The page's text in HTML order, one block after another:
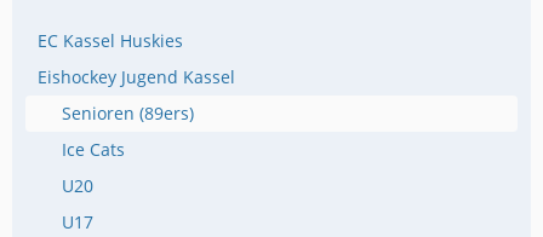
EC Kassel Huskies
Eishockey Jugend Kassel
Senioren (89ers)
Ice Cats
U20
U17